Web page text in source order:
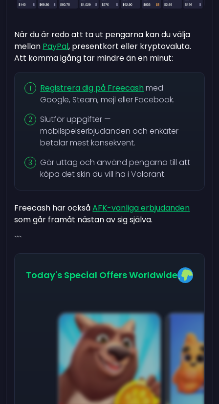
När du är redo att ta ut pengarna kan du välja
mellan PayPal, presentkort eller kryptovaluta.
Att komma igång tar mindre än en minut:
Registrera dig på Freecashmed
Google, Steam, mejl eller Facebook.
Slutför uppgifter —
mobilspelserbjudanden och enkäter
betalar mest konsekvent.
Gör uttag och använd pengarna till att
köpa det skin du vill ha i Valorant.
Freecash har ocksåAFK-vänliga erbjudanden
som går framåt nästan av sig själva.
```
Today's Special Offers Worldwide